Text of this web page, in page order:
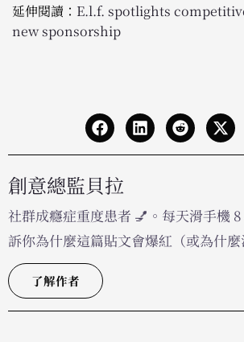
延伸閱讀： E.l.f. spotlights
new sponsorship
創意總監貝拉
社群成癮症重度患者 💅。每天滑手機
訴你為什麼這篇貼文會爆紅（或為什麼
了解作者